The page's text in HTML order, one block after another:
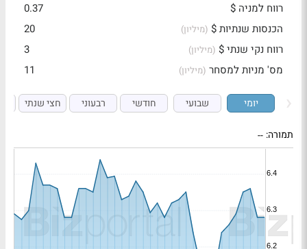
רווח למניה $
0.37
הכנסות שנתיות $ (מיליון)
20
רווח נקי שנתי $ (מיליון)
3
מס' מניות למסחר (מיליון) 11
יומי שבועי חודשי רבעוני חצי שנתי
תמורה: --